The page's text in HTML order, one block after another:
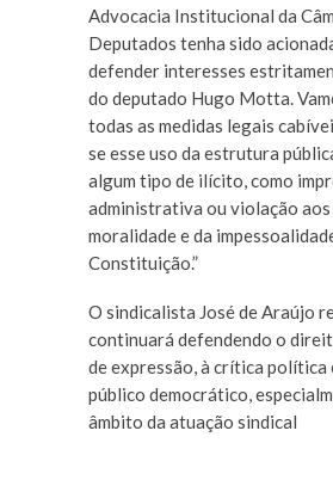
Advocacia Institucional da
Deputados tenha sido
defender interesses
do deputado Hugo Motta.
todas as medidas legais
se esse uso da estrutura
algum tipo de ilícito, como
administrativa ou violação
moralidade e da
Constituição.”
O sindicalista José de Araújo
continuará defendendo o
de expressão, à crítica política
público democrático,
âmbito da atuação sindical